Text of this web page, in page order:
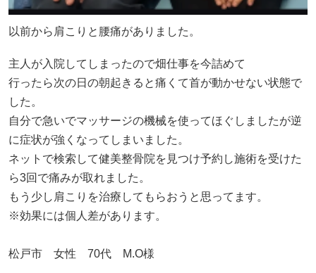
以前から肩こりと腰痛がありました。
主人が入院してしまったので畑仕事を今詰めて
行ったら次の日の朝起きると痛くて首が動かせない状態で
した。
自分で急いでマッサージの機械を使ってほぐしましたが逆
に症状が強くなってしまいました。
ネットで検索して健美整骨院を見つけ予約し施術を受けた
ら3回で痛みが取れました。
もう少し肩こりを治療してもらおうと思ってます。
※効果には個人差があります。
松戸市 女性 70代 M.O様